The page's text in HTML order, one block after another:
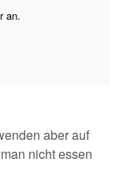
an.
aber auf
nicht essen